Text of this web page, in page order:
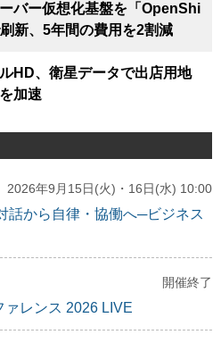
バー仮想化基盤を「OpenShi
新、5年間の費用を2割減
HD、衛星データで出店用地
加速
2026年9月15日(火)・16日(水) 10:00
話から自律・協働へ─ビジネス
開催終了
レンス 2026 LIVE